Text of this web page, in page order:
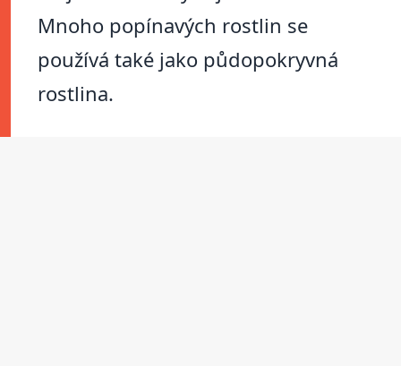
Mnoho popínavých rostlin se
používá také jako půdopokryvná
rostlina.